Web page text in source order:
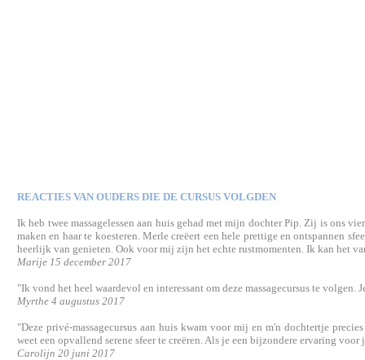
REACTIES VAN OUDERS DIE DE CURSUS VOLGDEN
Ik heb twee massagelessen aan huis gehad met mijn dochter Pip. Zij is ons
maken en haar te koesteren. Merle creëert een hele prettige en ontspannen
heerlijk van genieten. Ook voor mij zijn het echte rustmomenten. Ik kan het
Marije 15 december 2017
"Ik vond het heel waardevol en interessant om deze massagecursus te
Myrthe 4 augustus 2017
"Deze privé-massagecursus aan huis kwam voor mij en m'n dochtertje
weet een opvallend serene sfeer te creëren. Als je een bijzondere ervaring
Carolijn 20 juni 2017